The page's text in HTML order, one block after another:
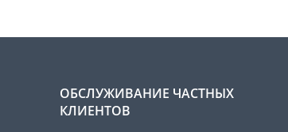
ОБСЛУЖИВАНИЕ ЧАСТНЫХ
КЛИЕНТОВ